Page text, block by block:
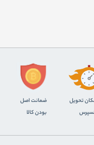
ﺗﺤﻮﯾﻞ
ضمانت اصل
بودن کالا